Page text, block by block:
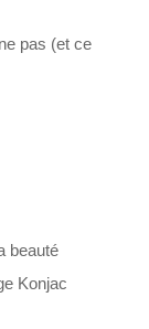
pas (et ce
beauté
Konjac